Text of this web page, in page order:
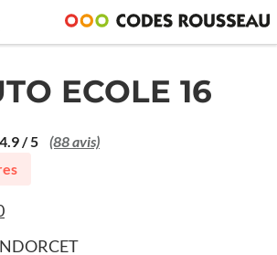
ECOLE 16
4.9 / 5 (88 avis)